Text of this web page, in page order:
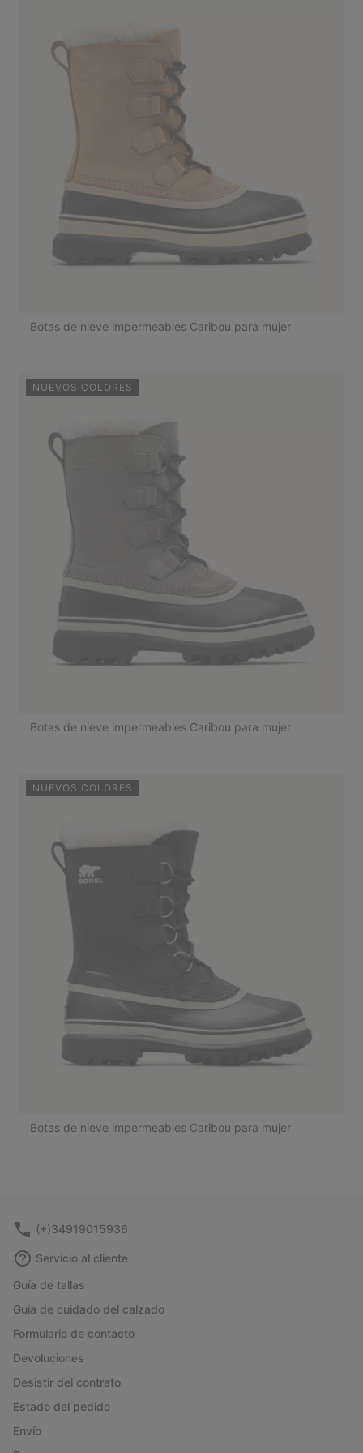
Botas de nieve impermeables Caribou para mujer
NUEVOS COLORES
Botas de nieve impermeables Caribou para mujer
NUEVOS COLORES
Botas de nieve impermeables Caribou para mujer
(+)34919015936
Servicio al cliente
Guía de tallas
Guía de cuidado del calzado
Formulario de contacto
Devoluciones
Desistir del contrato
Estado del pedido
Envío